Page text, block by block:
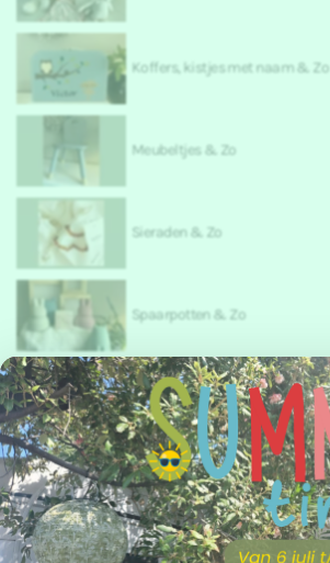
Koffers, kistjes met naam & Zo
Meubeltjes & Zo
Sieraden & Zo
Spaarpotten & Zo
Textiel & Verzorging & Zo
Versiering & Zo